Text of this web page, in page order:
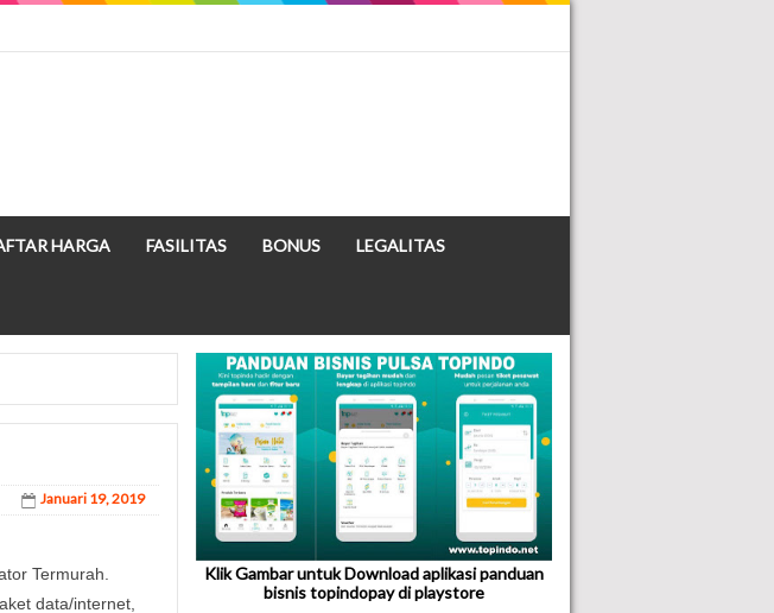
HARGA FASILITAS BONUS LEGALITAS
Januari 19, 2019
Termurah.
data/internet,
Klik Gambar untuk Download aplikasi panduan
bisnis topindopay di playstore